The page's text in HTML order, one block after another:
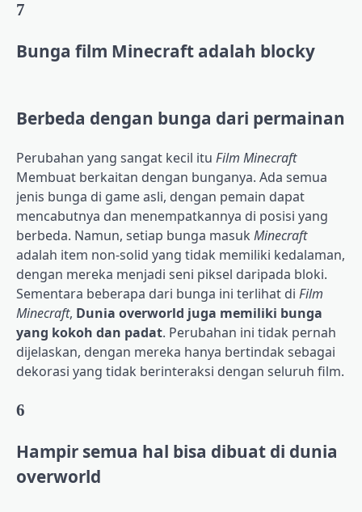
7
Bunga film Minecraft adalah blocky
Berbeda dengan bunga dari permainan
Perubahan yang sangat kecil itu Film Minecraft
Membuat berkaitan dengan bunganya. Ada semua
jenis bunga di game asli, dengan pemain dapat
mencabutnya dan menempatkannya di posisi yang
berbeda. Namun, setiap bunga masuk Minecraft
adalah item non-solid yang tidak memiliki kedalaman,
dengan mereka menjadi seni piksel daripada bloki.
Sementara beberapa dari bunga ini terlihat di Film
Minecraft, Dunia overworld juga memiliki bunga
yang kokoh dan padat. Perubahan ini tidak pernah
dijelaskan, dengan mereka hanya bertindak sebagai
dekorasi yang tidak berinteraksi dengan seluruh film.
6
Hampir semua hal bisa dibuat di dunia
overworld